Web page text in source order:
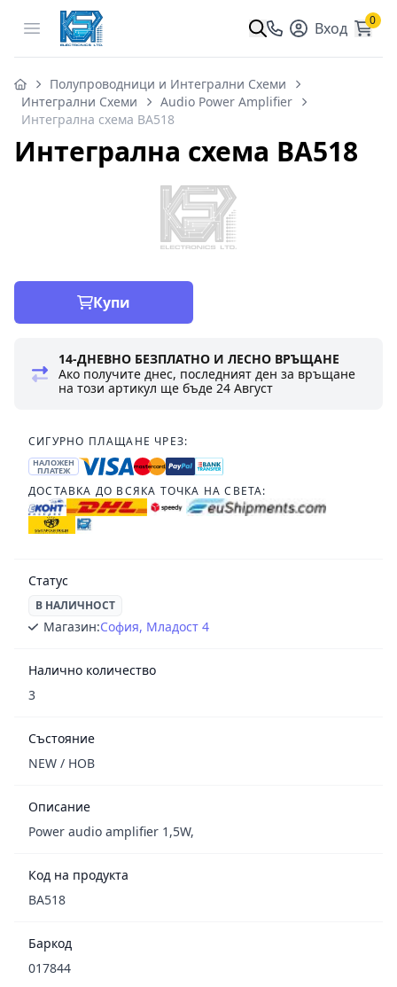
Open menu Вход 0
Полупроводници и Интегрални Схеми
Интегрални Схеми
Audio Power Amplifier
Интегрална схема BA518
Интегрална схема BA518
Купи
14-ДНЕВНО БЕЗПЛАТНО И ЛЕСНО ВРЪЩАНЕ
Ако получите днес, последният ден за връщане
на този артикул ще бъде24 Август
СИГУРНО ПЛАЩАНЕ ЧРЕЗ:
НАЛОЖЕН
ПЛАТЕЖ
ДОСТАВКА ДО ВСЯКА ТОЧКА НА СВЕТА:
Статус
В НАЛИЧНОСТ
Магазин:София, Младост 4
Налично количество
3
Състояние
NEW / НОВ
Описание
Power audio amplifier 1,5W,
Код на продукта
BA518
Баркод
017844